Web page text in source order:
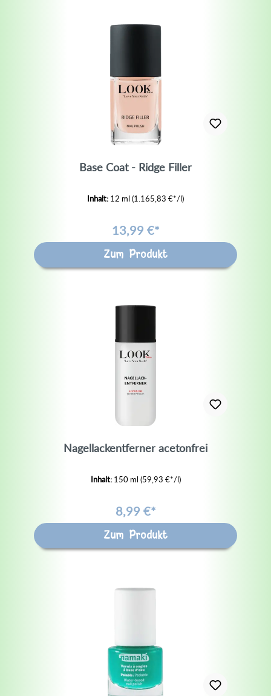
Base Coat - Ridge Filler
Inhalt: 12 ml(1.165,83 €*/l)
13,99 €*
Zum Produkt
Nagellackentferner acetonfrei
Inhalt: 150 ml(59,93 €*/l)
8,99 €*
Zum Produkt